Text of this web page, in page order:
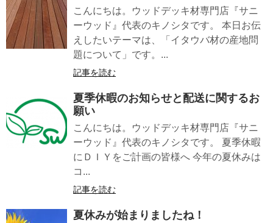
こんにちは。ウッドデッキ材専門店『サニ
ーウッド』代表のキノシタです。 本日お伝
えしたいテーマは、「イタウバ材の産地問
題について」です。...
記事を読む
夏季休暇のお知らせと配送に関するお
願い
こんにちは。ウッドデッキ材専門店『サニ
ーウッド』代表のキノシタです。 夏季休暇
にＤＩＹをご計画の皆様へ 今年の夏休みは
コ...
記事を読む
夏休みが始まりましたね！